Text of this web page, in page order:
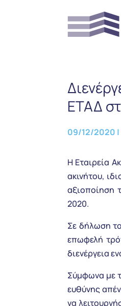
ΕΤΑΔ
09/12/2020 |
Η Εταιρεία
ακινήτου,
αξιοποίηση
2020.
Σε δήλωση
επωφελή
διενέργεια
Σύμφωνα με
ευθύνης
να